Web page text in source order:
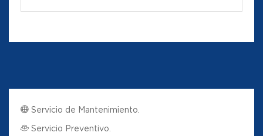
Servicio de Mantenimiento.
Servicio Preventivo.